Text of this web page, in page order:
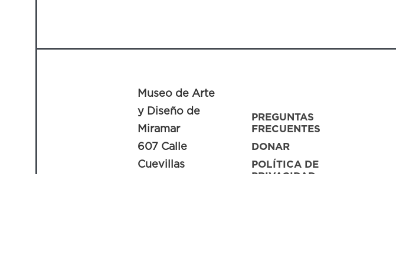
Museo de Arte
y Diseño de
Miramar
607 Calle
Cuevillas
PREGUNTAS
FRECUENTES
DONAR
POLÍTICA DE
PRIVACIDAD